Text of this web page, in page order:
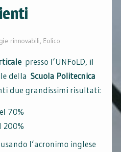
rinnovabili, Eolico
presso l’UNFoLD, il
della Scuola Politecnica
due grandissimi risultati:
70%
200%
l’acronimo inglese